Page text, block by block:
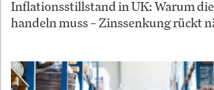
Inflationsstillstand in UK: Warum
handeln muss – Zinssenkung rückt